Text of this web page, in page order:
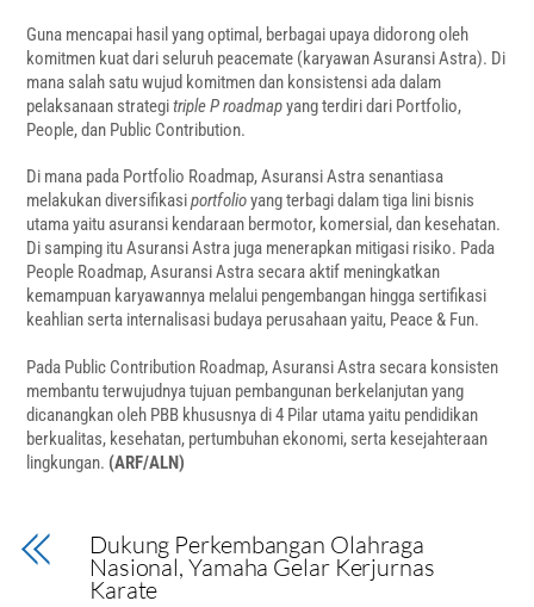
Guna mencapai hasil yang optimal, berbagai upaya didorong oleh
komitmen kuat dari seluruh peacemate (karyawan Asuransi Astra). Di
mana salah satu wujud komitmen dan konsistensi ada dalam
pelaksanaan strategitriple P roadmapyang terdiri dari Portfolio,
People, dan Public Contribution.
Di mana pada Portfolio Roadmap, Asuransi Astra senantiasa
melakukan diversifikasiportfolioyang terbagi dalam tiga lini bisnis
utama yaitu asuransi kendaraan bermotor, komersial, dan kesehatan.
Di samping itu Asuransi Astra juga menerapkan mitigasi risiko. Pada
People Roadmap, Asuransi Astra secara aktif meningkatkan
kemampuan karyawannya melalui pengembangan hingga sertifikasi
keahlian serta internalisasi budaya perusahaan yaitu, Peace & Fun.
Pada Public Contribution Roadmap, Asuransi Astra secara konsisten
membantu terwujudnya tujuan pembangunan berkelanjutan yang
dicanangkan oleh PBB khususnya di 4 Pilar utama yaitu pendidikan
berkualitas, kesehatan, pertumbuhan ekonomi, serta kesejahteraan
lingkungan. (ARF/ALN)
Dukung Perkembangan Olahraga
Nasional, Yamaha Gelar Kerjurnas
Karate